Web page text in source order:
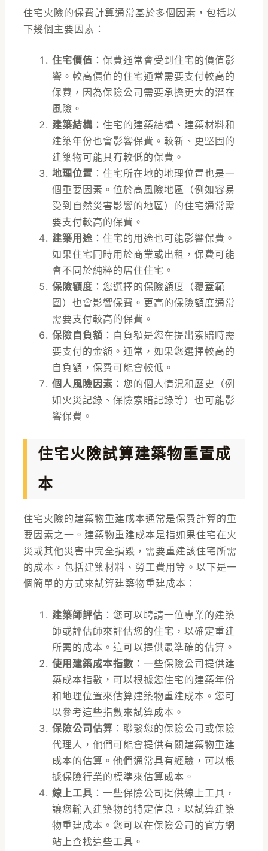
住宅火險的保費計算通常基於多個因素，包括以
下幾個主要因素：
住宅價值 ：保費通常會受到住宅的價值影
響。較高價值的住宅通常需要支付較高的
保費，因為保險公司需要承擔更大的潛在
風險。
建築結構：住宅的建築結構、建築材料和
建築年份也會影響保費。較新、更堅固的
建築物可能具有較低的保費。
地理位置 ：住宅所在地的地理位置也是一
個重要因素。位於高風險地區（例如容易
受到自然災害影響的地區）的住宅通常需
要支付較高的保費。
建築用途：住宅的用途也可能影響保費。
如果住宅同時用於商業或出租，保費可能
會不同於純粹的居住住宅。
保險額度 ：您選擇的保險額度（覆蓋範
圍）也會影響保費。更高的保險額度通常
需要支付較高的保費。
保險自負額 ：自負額是您在提出索賠時需
要支付的金額。通常，如果您選擇較高的
自負額，保費可能會較低。
個人風險因素 ：您的個人情況和歷史（例
如火災記錄、保險索賠記錄等）也可能影
響保費。
住宅火險試算建築物重置成
本
住宅火險的建築物重建成本通常是保費計算的重
要因素之一。建築物重建成本是指如果住宅在火
災或其他災害中完全損毀，需要重建該住宅所需
的成本，包括建築材料、勞工費用等。以下是一
個簡單的方式來試算建築物重建成本：
建築師評估 ：您可以聘請一位專業的建築
師或評估師來評估您的住宅，以確定重建
所需的成本。這可以提供最準確的估算。
使用建築成本指數 ：一些保險公司提供建
築成本指數，可以根據您住宅的建築年份
和地理位置來估算建築物重建成本。您可
以參考這些指數來試算成本。
保險公司估算 ：聯繫您的保險公司或保險
代理人，他們可能會提供有關建築物重建
成本的估算。他們通常具有經驗，可以根
據保險行業的標準來估算成本。
線上工具 ：一些保險公司提供線上工具，
讓您輸入建築物的特定信息，以試算建築
物重建成本。您可以在保險公司的官方網
站上查找這些工具。